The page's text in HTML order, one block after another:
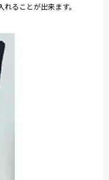
ることが出来ます。